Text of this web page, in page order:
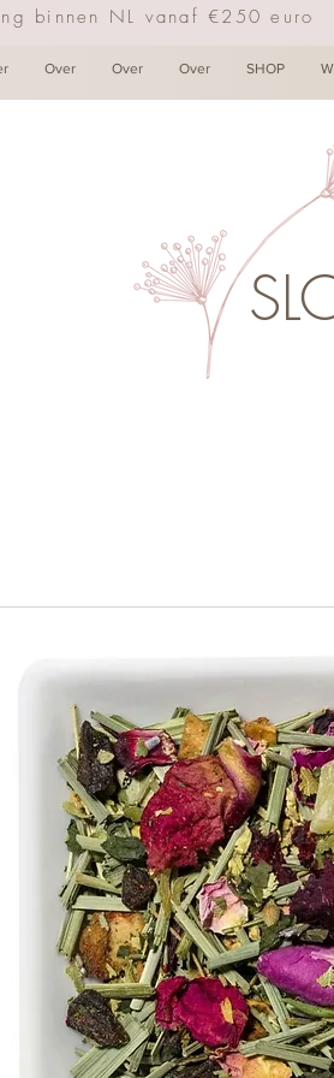
binnen NL vanaf €250 euro
Over Over Over SHOP